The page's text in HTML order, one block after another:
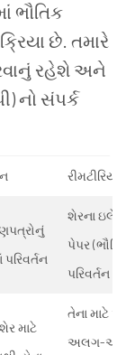
ભૌતિક
છે. તમારે
રહેશે અને
નો સંપર્ક
શેરના
પેપર
પરિવર્તન
માટે
તેના માટે
અલગ-